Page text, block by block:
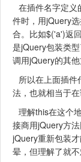
在插件名字定义
件时，用jQuery
合。比如$('a')返
是jQuery包装类
调用jQuery的其
所以在上面插
法，也就相当于在
理解this在这个
接商用jQuery方
jQuery重新包装
晕，但理解了就不